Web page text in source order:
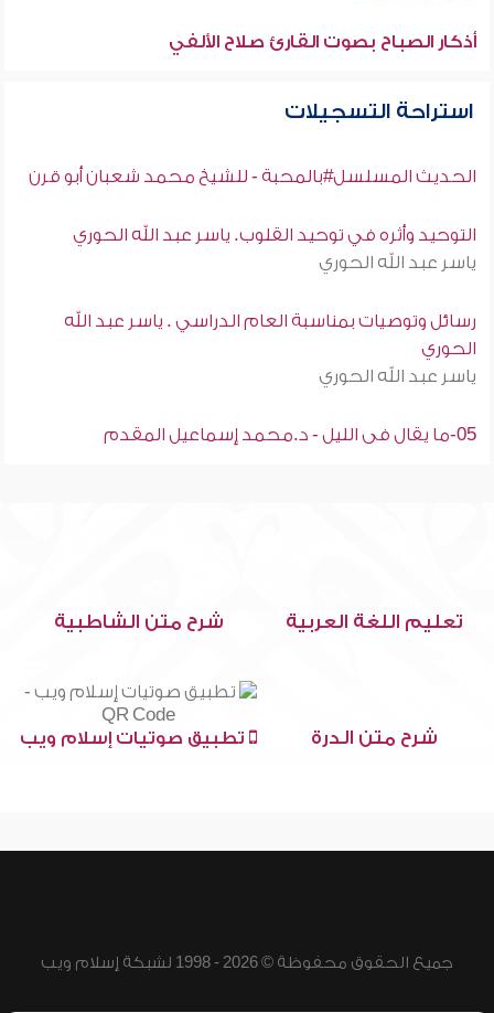
أذكار الصباح بصوت القارئ صلاح الألفي
استراحة التسجيلات
الحديث المسلسل#بالمحبة - للشيخ محمد شعبان أبو قرن
التوحيد وأثره في توحيد القلوب. ياسر عبد الله الحوري
ياسر عبد الله الحوري
رسائل وتوصيات بمناسبة العام الدراسي . ياسر عبد الله
الحوري
ياسر عبد الله الحوري
05-ما يقال فى الليل - د.محمد إسماعيل المقدم
تعليم اللغة العربية شرح متن الشاطبية
شرح متن الدرة تطبيق صوتيات إسلام ويب
جميع الحقوق محفوظة © 2026 - 1998 لشبكة إسلام ويب